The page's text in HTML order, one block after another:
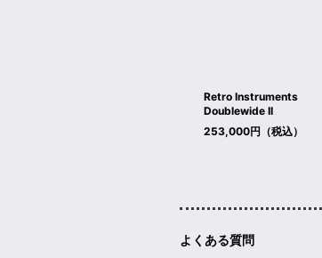
Retro Instruments
Doublewide II
253,000円（税込）
よくある質問